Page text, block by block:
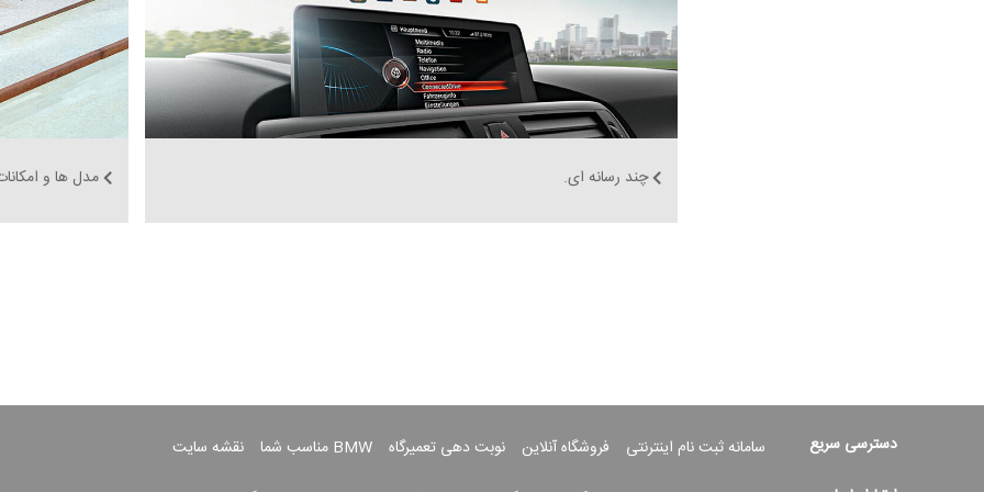
چند رسانه ای. مدل ها و
دسترسی سریع سامانه ثبت نام اینترنتی فروشگاه آنلاین نوبت دهی تعمیرگاه BMW مناسب شما
نقشه سایت